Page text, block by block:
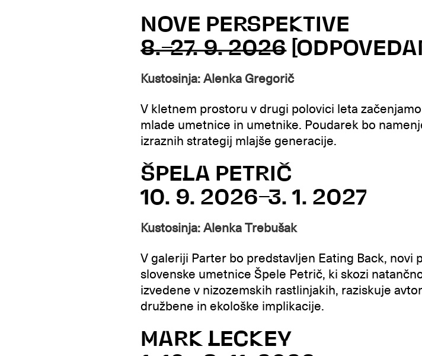
NOVE PERSPEKTIVE
8.–27. 9. 2026
Kustosinja: Alenka Gregorič
V kletnem prostoru v drugi polovici leta
mlade umetnice in umetnike. Poudarek bo
izraznih strategij mlajše generacije.
ŠPELA PETRIČ
10. 9. 2026–3. 1. 2027
Kustosinja: Alenka Trebušak
V galeriji Parter bo predstavljen Eating Back, novi
slovenske umetnice Špele Petrič, ki skozi
izvedene v nizozemskih rastlinjakih, raziskuje
družbene in ekološke implikacije.
MARK LECKEY